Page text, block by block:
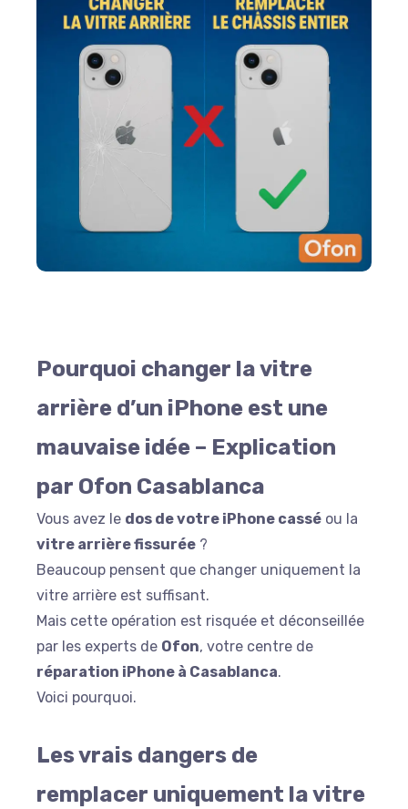
Pourquoi changer la vitre
arrière d’un iPhone est une
mauvaise idée – Explication
par Ofon Casablanca
Vous avez le dos de votre iPhone cassé ou la
vitre arrière fissurée ?
Beaucoup pensent que changer uniquement la
vitre arrière est suffisant.
Mais cette opération est risquée et déconseillée
par les experts de Ofon, votre centre de
réparation iPhone à Casablanca.
Voici pourquoi.
Les vrais dangers de
remplacer uniquement la vitre